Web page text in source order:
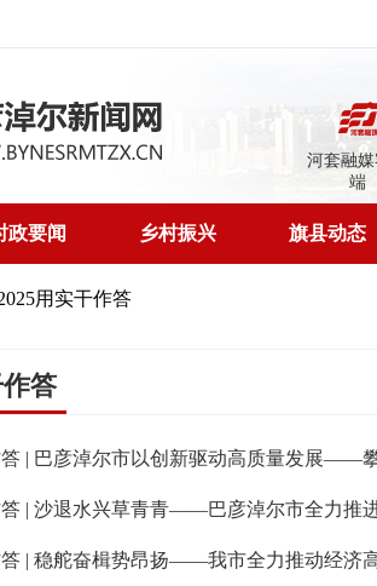
河套融
端
政要闻 乡村振兴 旗县动态
用实干作答
答
答 | 巴彦淖尔市以创新驱动高质量发展——
答 | 沙退水兴草青青——巴彦淖尔市全力推
答 | 稳舵奋楫势昂扬——我市全力推动经济